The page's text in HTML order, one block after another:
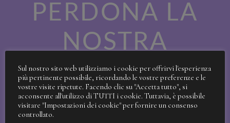
PERDONA LA
NOSTRA
SPORCIZIA!
STIAMO
Sul nostro sito web utilizziamo i cookie per offrirvi l'esperienza
più pertinente possibile, ricordando le vostre preferenze e le
vostre visite ripetute. Facendo clic su "Accetta tutto", si
acconsente all'utilizzo di TUTTI i cookie. Tuttavia, è possibile
visitare "Impostazioni dei cookie" per fornire un consenso
controllato.